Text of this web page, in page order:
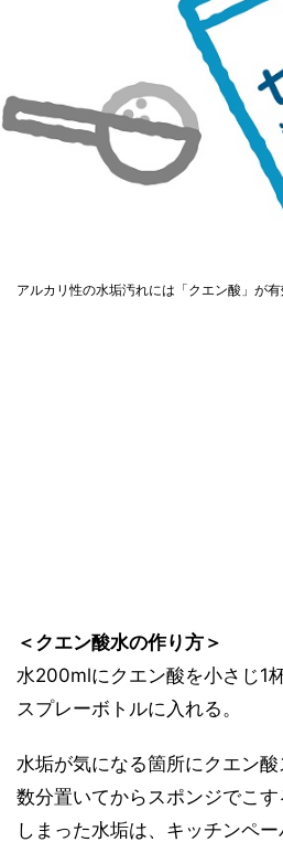
アルカリ性の水垢汚れには「クエン酸」が
＜クエン酸水の作り方＞
水200mlにクエン酸を小さじ1
スプレーボトルに入れる。
水垢が気になる箇所にクエン酸
数分置いてからスポンジでこ
しまった水垢は、キッチンペ